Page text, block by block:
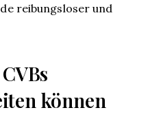
reibungsloser und
können